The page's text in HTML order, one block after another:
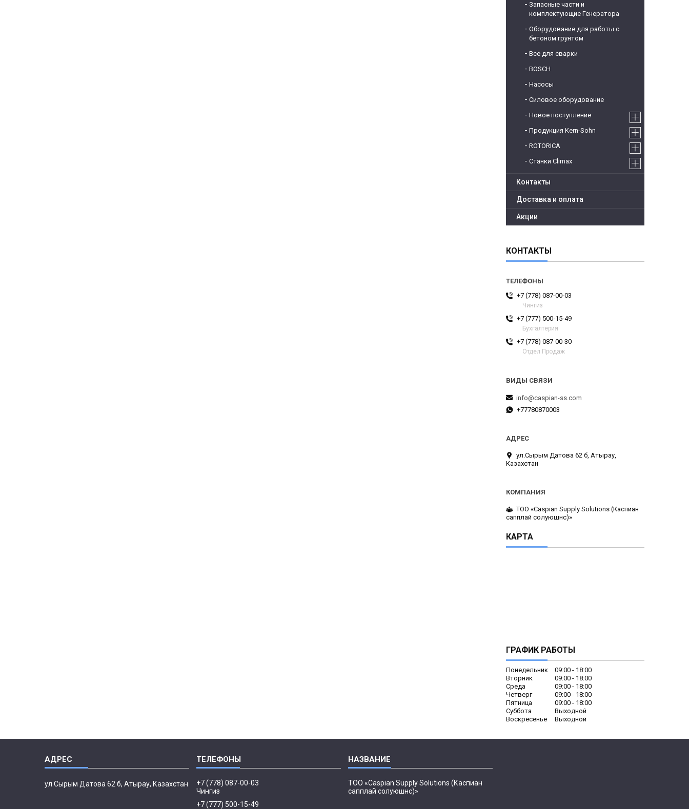
Запасные части и
комплектующие Генератора
Оборудование для работы с
бетоном грунтом
Все для сварки
BOSCH
Насосы
Силовое оборудование
Новое поступление
Продукция Kern-Sohn
ROTORICA
Станки Climax
Контакты
Доставка и оплата
Акции
КОНТАКТЫ
+7 (778) 087-00-03
Чингиз
+7 (777) 500-15-49
Бухгалтерия
+7 (778) 087-00-30
Отдел Продаж
info@caspian-ss.com
+77780870003
ул.Сырым Датова 62 б, Атырау,
Казахстан
ТОО «Caspian Supply Solutions (Каспиан
сапплай солуюшнс)»
КАРТА
ГРАФИК РАБОТЫ
Понедельник 09:00
18:00
Вторник
09:00
18:00
Среда
09:00
18:00
Четверг
09:00
18:00
Пятница
09:00
18:00
Суббота
Выходной
Воскресенье
Выходной
ул.Сырым Датова 62 б, Атырау, Казахстан
+7 (778) 087-00-03
Чингиз
+7 (777) 500-15-49
ТОО «Caspian Supply Solutions (Каспиан
сапплай солуюшнс)»